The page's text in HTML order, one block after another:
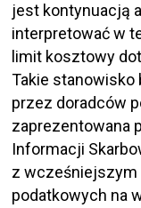
jest kontynuacją
interpretować w
limit kosztowy
Takie stanowisko
przez doradców
zaprezentowana
Informacji
z wcześniejszym
podatkowych na